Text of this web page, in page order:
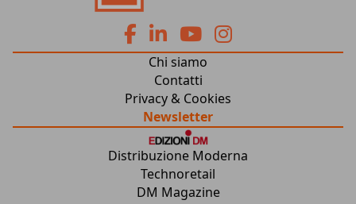
fa
fa-
facebook
fa
fa-
linkedin
fab
fa-
youtube
fab
Chi siamo
Contatti
Privacy & Cookies
Newsletter
Distribuzione Moderna
Technoretail
DM Magazine